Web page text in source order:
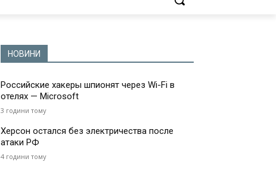
НОВИНИ
Российские хакеры шпионят через Wi-Fi в
отелях — Microsoft
3 години тому
Херсон остался без электричества после
атаки РФ
4 години тому